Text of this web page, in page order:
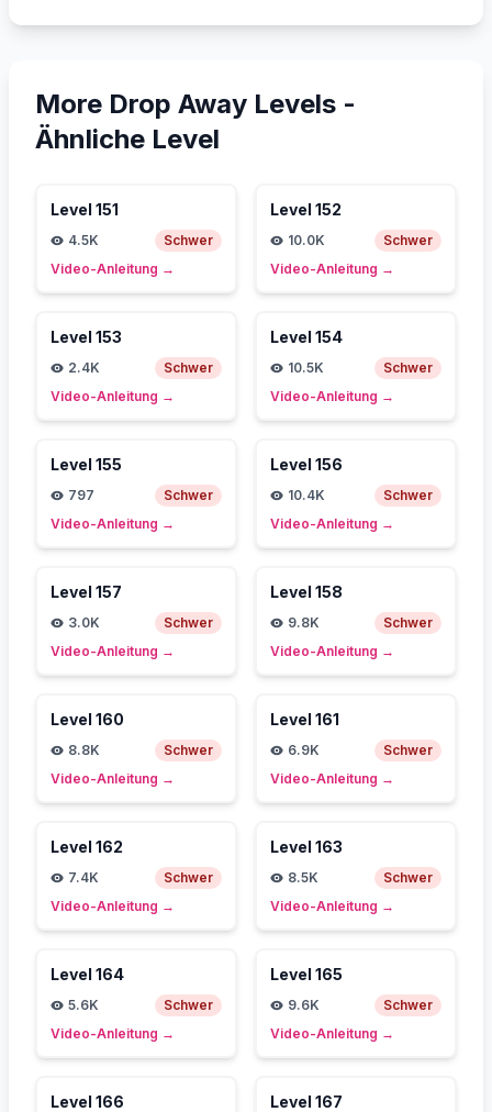
More Drop Away Levels -
Ähnliche Level
Level 151
4.5K
Schwer
Video-Anleitung →
Level 152
10.0K
Schwer
Video-Anleitung →
Level 153
2.4K
Schwer
Video-Anleitung →
Level 154
10.5K
Schwer
Video-Anleitung →
Level 155
797
Schwer
Video-Anleitung →
Level 156
10.4K
Schwer
Video-Anleitung →
Level 157
3.0K
Schwer
Video-Anleitung →
Level 158
9.8K
Schwer
Video-Anleitung →
Level 160
8.8K
Schwer
Video-Anleitung →
Level 161
6.9K
Schwer
Video-Anleitung →
Level 162
7.4K
Schwer
Video-Anleitung →
Level 163
8.5K
Schwer
Video-Anleitung →
Level 164
5.6K
Schwer
Video-Anleitung →
Level 165
9.6K
Schwer
Video-Anleitung →
Level 166 Level 167